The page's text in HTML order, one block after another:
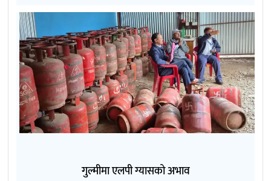
गुल्मीमा एलपी ग्यासको अभाव